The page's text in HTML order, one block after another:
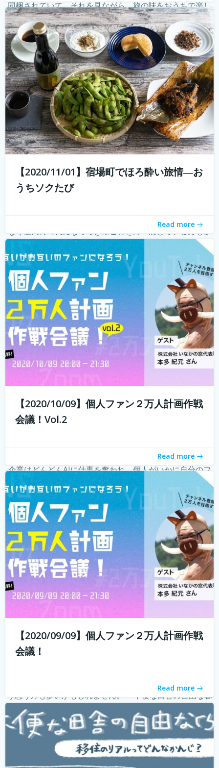
同梱されていて、それを見ながら、旅の味をおうちで楽し
む。そしてオンラインでつないで、旅のナビゲーターから
現地案内。 その11月1日開催...続きを読む
【2020/11/01】宿場町でほろ酔い旅情―お
うちソクたび
Read more
youtuberやインスタグラマーという職業が現れ、組織では
なく個人の時代になってきたことを薄々感じている方も多
いのではないでしょうか？ 企業はどんどんAIに仕事を奪わ
れ、個人がいかに自...続きを読む
【2020/10/09】個人ファン２万人計画作戦
会議！Vol.2
Read more
たことを薄々感じている方も多いのではないでしょうか？
企業はどんどんAIに仕事を奪われ、個人がいかに自分のフ
ァンを増やしていく...
【2020/09/09】個人ファン２万人計画作戦
会議！
Read more
withコロナ時代に入り、オンライン化が加速化すること
きました。 でも、田舎に自分が好きな仕事ってあるの？そ
う思う方も多いかもしれません。 「不便な田舎の自由な暮
らし」では、田舎で自分らし...
続きを読む